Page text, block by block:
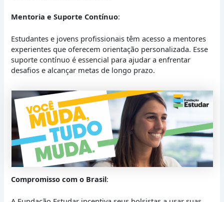
Mentoria e Suporte Contínuo:
Estudantes e jovens profissionais têm acesso a mentores
experientes que oferecem orientação personalizada. Esse
suporte contínuo é essencial para ajudar a enfrentar
desafios e alcançar metas de longo prazo.
Compromisso com o Brasil: